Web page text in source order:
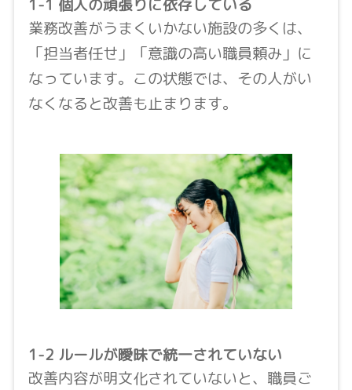
1-1 個人の頑張りに依存している
業務改善がうまくいかない施設の多くは、
「担当者任せ」「意識の高い職員頼み」に
なっています。この状態では、その人がい
なくなると改善も止まります。
1-2 ルールが曖昧で統一されていない
改善内容が明文化されていないと、職員ご